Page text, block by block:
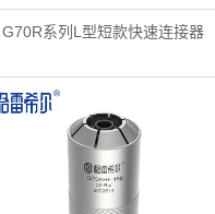
G70R系列L型短款快速连接器